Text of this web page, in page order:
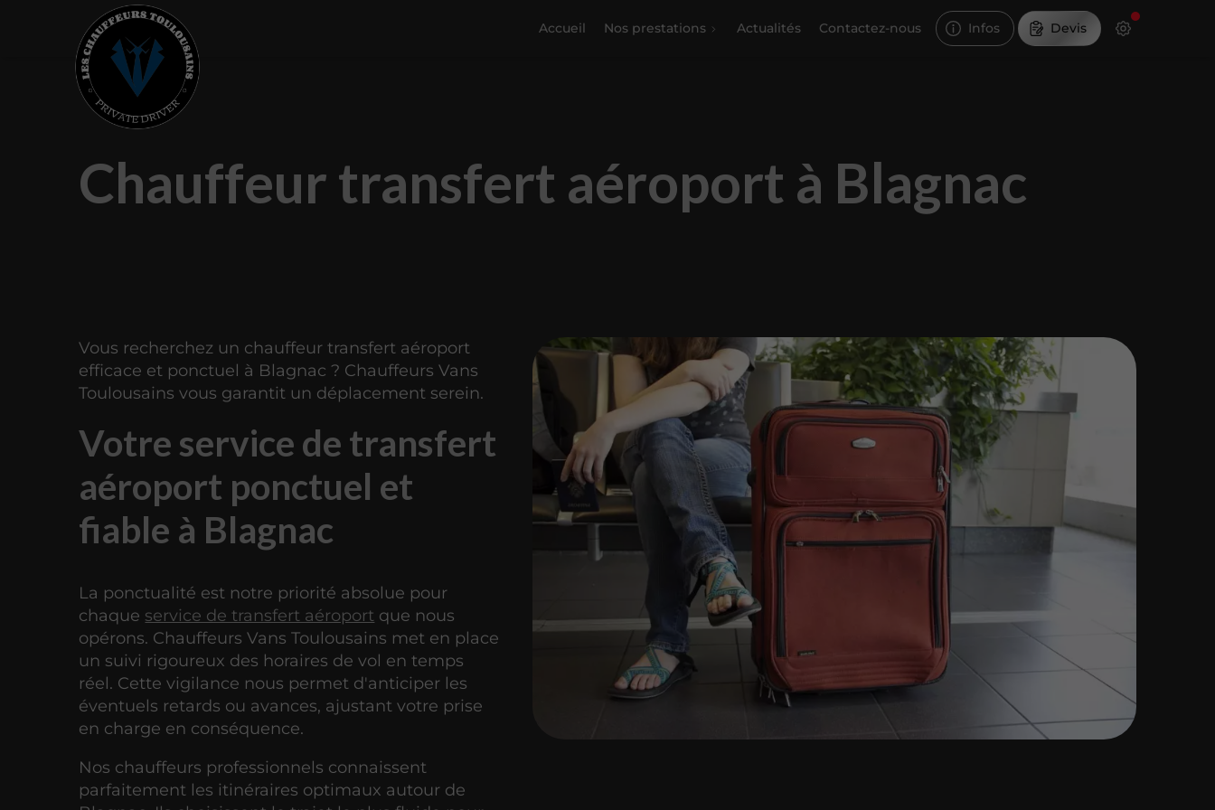
Accueil Nos prestations Actualités Contactez-nous Infos Devis
Chauffeur transfert aéroport à Blagnac
Vous recherchez un chauffeur transfert aéroport
efficace et ponctuel à Blagnac ? Chauffeurs Vans
Toulousains vous garantit un déplacement serein.
Votre service de transfert
aéroport ponctuel et
fiable à Blagnac
La ponctualité est notre priorité absolue pour
chaque service de transfert aéroport que nous
opérons. Chauffeurs Vans Toulousains met en place
un suivi rigoureux des horaires de vol en temps
réel. Cette vigilance nous permet d'anticiper les
éventuels retards ou avances, ajustant votre prise
en charge en conséquence.
Nos chauffeurs professionnels connaissent
parfaitement les itinéraires optimaux autour de